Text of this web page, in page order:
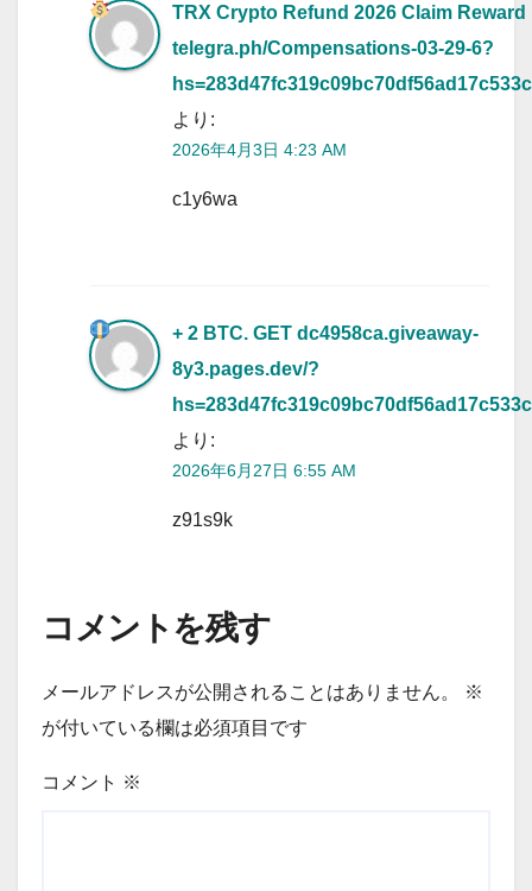
TRX Crypto Refund 2026 Claim Reward
telegra.ph/Compensations-03-29-6?
より:
2026年4月3日 4:23 AM
c1y6wa
+ 2 BTC. GET dc4958ca.giveaway-
8y3.pages.dev/?
より:
2026年6月27日 6:55 AM
z91s9k
コメントを残す
メールアドレスが公開されることはありません。
※
が付いている欄は必須項目です
コメント ※